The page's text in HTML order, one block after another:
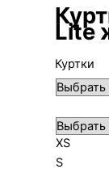
Lite
Куртки
XS
S